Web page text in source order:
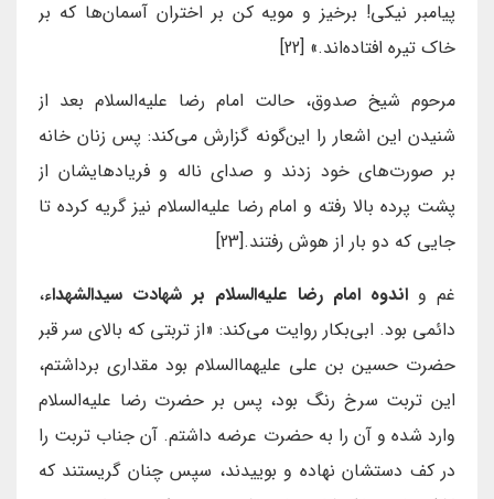
پيامبر نيكى! برخيز و مويه كن بر اختران آسمان‌ها كه بر
خاک تيره افتاده‌اند.» [22]
مرحوم شیخ صدوق، حالت امام رضا علیه‌السلام بعد از
شنیدن این اشعار را این‌گونه گزارش می‌کند: پس زنان خانه
بر صورت‌های خود زدند و صدای ناله و فریادهایشان از
پشت پرده بالا رفته و امام رضا علیه‌السلام نیز گریه کرده تا
جایی که دو بار از هوش رفتند.[23]
غم واندوه امام رضا علیه‌السلام بر شهادت سیدالشهداء،
دائمی بود. ابی‌بکار روایت می‌کند: «از تربتى كه بالاى سر قبر
حضرت حسين بن على عليهما‌السلام بود مقدارى برداشتم،
اين تربت سرخ رنگ بود، پس بر حضرت رضا عليه‌السلام
وارد شده و آن را به حضرت عرضه داشتم. آن جناب تربت را
در كف دستشان نهاده و بویيدند، سپس چنان گريستند كه